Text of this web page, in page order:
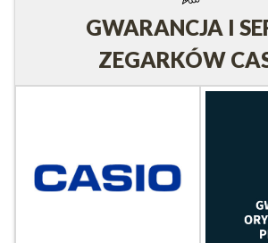
GWARANCJA I
ZEGARKÓW